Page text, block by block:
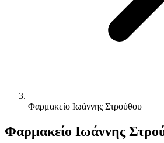
Φαρμακείο Ιωάννης Στρούθου
Φαρμακείο Ιωάννης